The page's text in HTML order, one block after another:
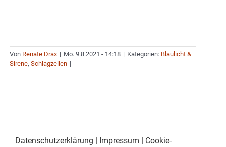
Von Renate Drax | Mo. 9.8.2021 - 14:18 | Kategorien: Blaulicht &
Sirene, Schlagzeilen |
Datenschutzerklärung | Impressum | Cookie-